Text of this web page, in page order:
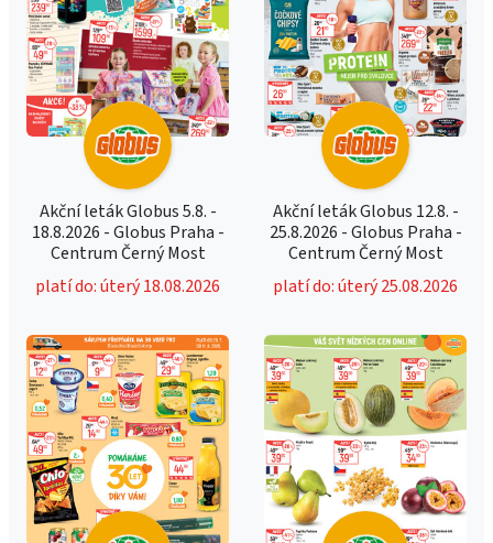
Akční leták Globus 5.8. -
18.8.2026 - Globus Praha -
Centrum Černý Most
platí do: úterý 18.08.2026
Akční leták Globus 12.8. -
25.8.2026 - Globus Praha -
Centrum Černý Most
platí do: úterý 25.08.2026